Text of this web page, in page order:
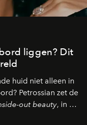
liggen? Dit
huid niet alleen in
Petrossian zet de
out beauty, in de